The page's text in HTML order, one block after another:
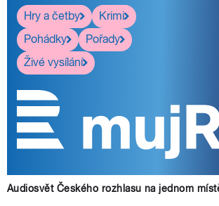
Hry a četby
Krimi
Pohádky
Pořady
Živé vysílání
Audiosvět Českého rozhlasu na jednom